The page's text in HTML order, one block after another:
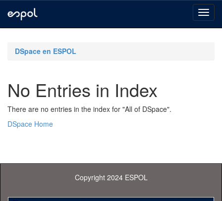
navigationDSpace en ESPOL
No Entries in Index
There are no entries in the index for "All of DSpace".
DSpace Home
Copyright 2024 ESPOL